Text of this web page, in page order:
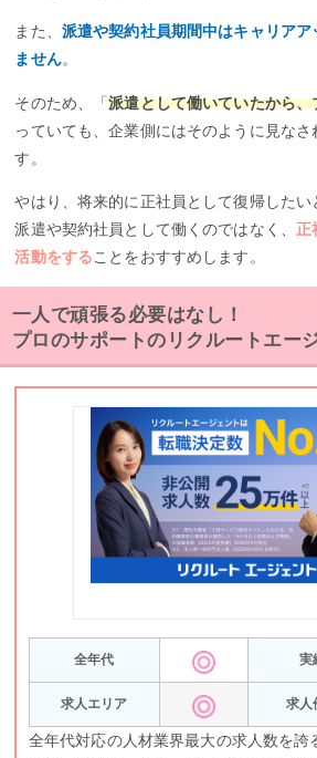
また、 派遣や契約社員期間中はキャリア
ません。
そのため、「派遣として働いていたから、
っていても、企業側にはそのように見なさ
す。
やはり、将来的に正社員として復帰した
派遣や契約社員として働くのではなく、正
活動をすることをおすすめします。
一人で頑張る必要はなし！
プロのサポートのリクルートエー
全年代 実
求人エリア 求人
全年代対応の人材業界最大の求人数を誇